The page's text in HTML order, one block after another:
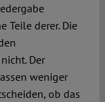
Teile derer. Die
Der
weniger
ob das